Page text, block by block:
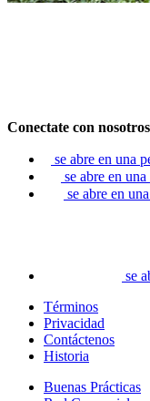
Conectate con nosotros
se abre en una
se abre en
se abre en
se
Términos
Privacidad
Contáctenos
Historia
Buenas Prácticas